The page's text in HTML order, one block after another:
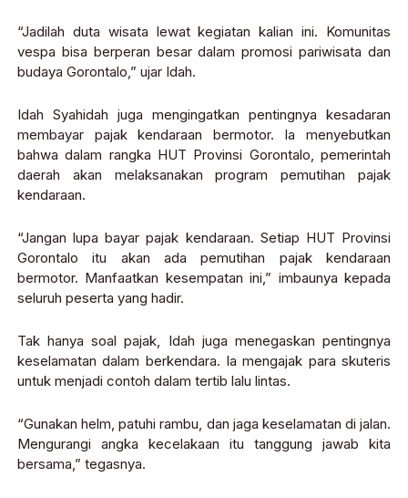
“Jadilah duta wisata lewat kegiatan kalian ini. Komunitas
vespa bisa berperan besar dalam promosi pariwisata dan
budaya Gorontalo,” ujar Idah.
Idah Syahidah juga mengingatkan pentingnya kesadaran
membayar pajak kendaraan bermotor. Ia menyebutkan
bahwa dalam rangka HUT Provinsi Gorontalo, pemerintah
daerah akan melaksanakan program pemutihan pajak
kendaraan.
“Jangan lupa bayar pajak kendaraan. Setiap HUT Provinsi
Gorontalo itu akan ada pemutihan pajak kendaraan
bermotor. Manfaatkan kesempatan ini,” imbaunya kepada
seluruh peserta yang hadir.
Tak hanya soal pajak, Idah juga menegaskan pentingnya
keselamatan dalam berkendara. Ia mengajak para skuteris
untuk menjadi contoh dalam tertib lalu lintas.
“Gunakan helm, patuhi rambu, dan jaga keselamatan di jalan.
Mengurangi angka kecelakaan itu tanggung jawab kita
bersama,” tegasnya.